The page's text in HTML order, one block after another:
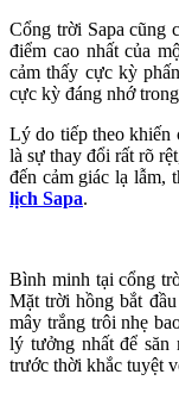
Cổng trời Sapa cũng
điểm cao nhất của
cảm thấy cực kỳ
cực kỳ đáng nhớ
Lý do tiếp theo khiến
là sự thay đổi rất rõ
đến cảm giác lạ
lịch Sapa.
Bình minh tại cổng
Mặt trời hồng bắt
mây trắng trôi nhẹ
lý tưởng nhất để săn
trước thời khắc tuyệt